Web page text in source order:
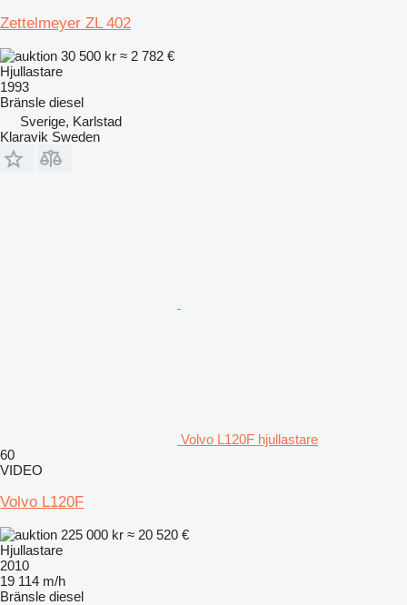
Zettelmeyer ZL 402
30 500 kr ≈ 2 782 €
Hjullastare
1993
Bränsle diesel
Sverige, Karlstad
Klaravik Sweden
Volvo L120F hjullastare
60
VIDEO
Volvo L120F
225 000 kr ≈ 20 520 €
Hjullastare
2010
19 114 m/h
Bränsle diesel